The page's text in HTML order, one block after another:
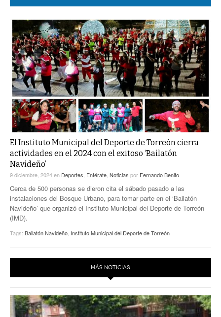
EXA
EL EXACTO
EXA INFORMA
GLOBO
CONTEXTOS
TRAYECTO LAGUNA
A MEDIA MAÑANA
A TODA LEY
ENTRE LAGUNEROS
DIÁLOGOS CON LA HISTORIA
TWEETS AND BEATS
LA MEJOR 97.1 ESTÉREO GALLITO
ACTUALIDADES GREM
PULSO
COLABORADORES
PC29
ACTUALIDADES GREM
El Instituto Municipal del Deporte de Torreón cierra
actividades en el 2024 con el exitoso ‘Bailatón
Navideño’
9 diciembre, 2024en Deportes Entérate Noticias por Fernando Benito
Cerca de 500 personas se dieron cita el sábado pasado a las
instalaciones del Bosque Urbano, para tomar parte en el ‘Bailatón
Navideño’ que organizó el Instituto Municipal del Deporte de Torreón
(IMD).
Tags: Bailatón Navideño Instituto Municipal del Deporte de Torreón
MÁS NOTICIAS